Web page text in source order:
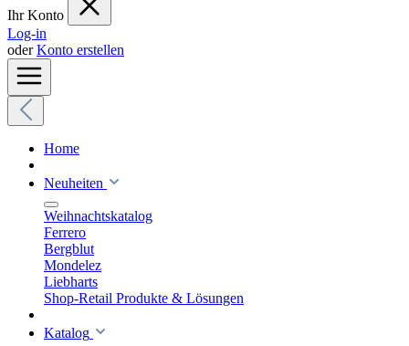
Ihr Konto
Log-in
oderKonto erstellen
Home
Neuheiten
Weihnachtskatalog
Ferrero
Bergblut
Mondelez
Liebharts
Shop-Retail Produkte & Lösungen
Katalog